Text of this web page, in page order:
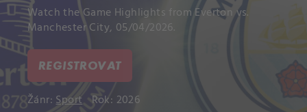
Watch the Game Highlights from Everton vs.
Manchester City, 05/04/2026.
REGISTROVAT
Žánr:Sport Rok: 2026